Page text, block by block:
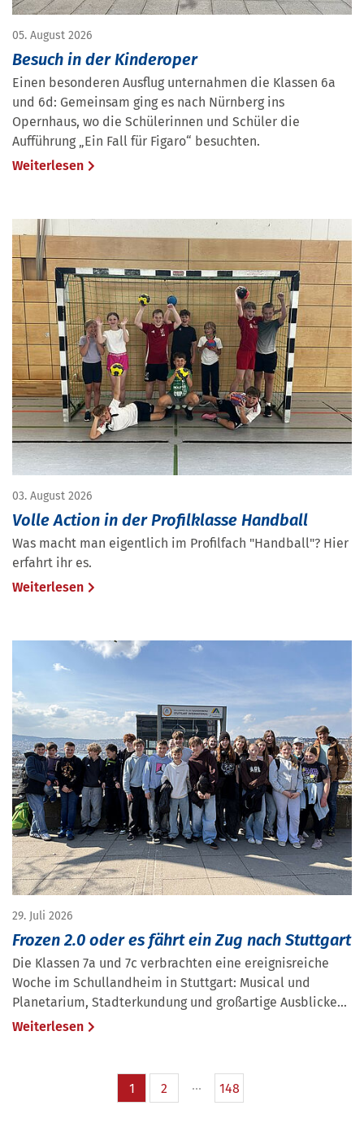
05. August 2026
Besuch in der Kinderoper
Einen besonderen Ausflug unternahmen die Klassen 6a
und 6d: Gemeinsam ging es nach Nürnberg ins
Opernhaus, wo die Schülerinnen und Schüler die
Aufführung „Ein Fall für Figaro“ besuchten.
Weiterlesen
03. August 2026
Volle Action in der Profilklasse Handball
Was macht man eigentlich im Profilfach "Handball"? Hier
erfahrt ihr es.
Weiterlesen
29. Juli 2026
Frozen 2.0 oder es fährt ein Zug nach Stuttgart
Die Klassen 7a und 7c verbrachten eine ereignisreiche
Woche im Schullandheim in Stuttgart: Musical und
Planetarium, Stadterkundung und großartige Ausblicke...
Weiterlesen
1 2 148